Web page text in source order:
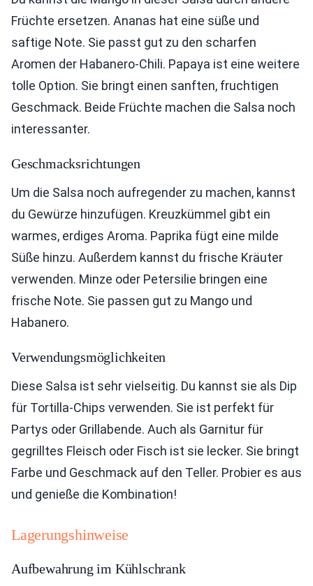
Früchte ersetzen. Ananas hat eine süße und
saftige Note. Sie passt gut zu den scharfen
Aromen der Habanero-Chili. Papaya ist eine weitere
tolle Option. Sie bringt einen sanften, fruchtigen
Geschmack. Beide Früchte machen die Salsa noch
interessanter.
Geschmacksrichtungen
Um die Salsa noch aufregender zu machen, kannst
du Gewürze hinzufügen. Kreuzkümmel gibt ein
warmes, erdiges Aroma. Paprika fügt eine milde
Süße hinzu. Außerdem kannst du frische Kräuter
verwenden. Minze oder Petersilie bringen eine
frische Note. Sie passen gut zu Mango und
Habanero.
Verwendungsmöglichkeiten
Diese Salsa ist sehr vielseitig. Du kannst sie als Dip
für Tortilla-Chips verwenden. Sie ist perfekt für
Partys oder Grillabende. Auch als Garnitur für
gegrilltes Fleisch oder Fisch ist sie lecker. Sie bringt
Farbe und Geschmack auf den Teller. Probier es aus
und genieße die Kombination!
Lagerungshinweise
Aufbewahrung im Kühlschrank